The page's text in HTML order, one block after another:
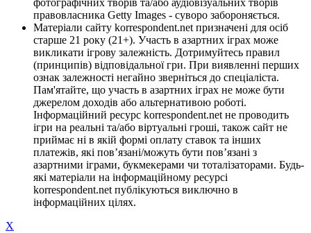
фотографічних творів та/або аудіовізуальних творів
правовласника Getty Images - суворо забороняється.
Матеріали сайту korrespondent.net призначені для осіб
старше 21 року (21+). Участь в азартних іграх може
викликати ігрову залежність. Дотримуйтесь правил
(принципів) відповідальної гри. При виявленні перших
ознак залежності негайно зверніться до спеціаліста.
Пам'ятайте, що участь в азартних іграх не може бути
джерелом доходів або альтернативою роботі.
Інформаційний ресурс korrespondent.net не проводить
ігри на реальні та/або віртуальні гроші, також сайт не
приймає ні в якій формі оплату ставок та інших
платежів, які пов’язані/можуть бути пов’язані з
азартними іграми, букмекерами чи тоталізаторами. Будь-
які матеріали на інформаційному ресурсі
korrespondent.net публікуються виключно в
інформаційних цілях.
X